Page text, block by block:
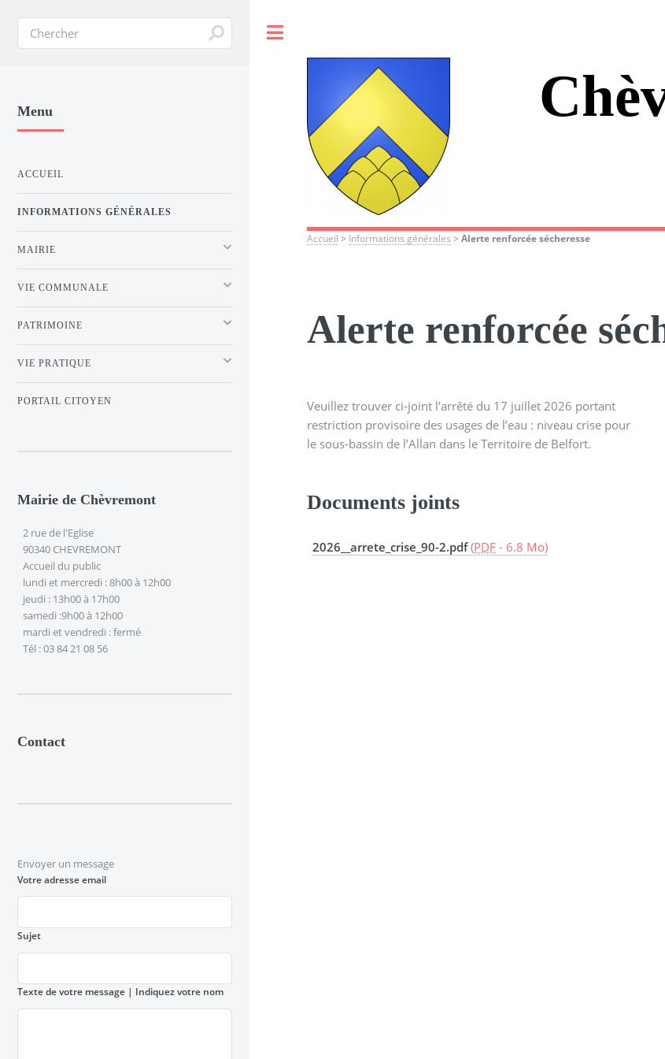
Accueil > Informations générales >Alerte renforcée sécheresse
Alerte renforcée
Veuillez trouver ci-joint l’arrêté du 17 juillet 2026 portant
restriction provisoire des usages de l’eau : niveau crise pour
le sous-bassin de l’Allan dans le Territoire de Belfort.
Documents joints
2026__arrete_crise_90-2.pdf (PDF - 6.8 Mo)
Menu
ACCUEIL
INFORMATIONS GÉNÉRALES
MAIRIE
VIE COMMUNALE
PATRIMOINE
VIE PRATIQUE
PORTAIL CITOYEN
Mairie de Chèvremont
2 rue de l'Eglise
90340 CHEVREMONT
Accueil du public
lundi et mercredi : 8h00 à 12h00
jeudi : 13h00 à 17h00
samedi :9h00 à 12h00
mardi et vendredi : fermé
Tél : 03 84 21 08 56
Contact
Envoyer un message
Votre adresse email
Sujet
Texte de votre message | Indiquez votre nom